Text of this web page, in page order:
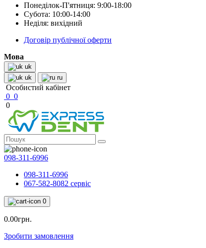
Понеділок-П'ятниця: 9:00-18:00
Субота: 10:00-14:00
Неділя: вихідний
Договір публічної оферти
Мова
uk
uk
ru
Особистий кабінет
0 0
0
098-311-6996
098-311-6996
067-582-8082 сервіс
0
0.00грн.
Зробити замовлення